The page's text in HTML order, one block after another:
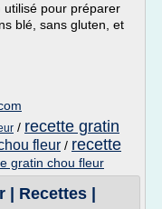
pour préparer
blé, sans gluten, et
/ recette gratin
fleur / recette
gratin chou fleur
Recettes |